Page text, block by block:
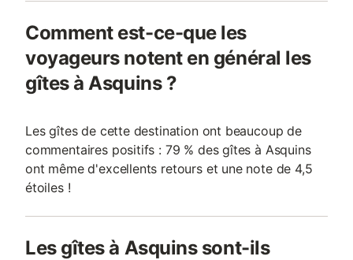
Comment est-ce-que les
voyageurs notent en général les
gîtes à Asquins ?
Les gîtes de cette destination ont beaucoup de
commentaires positifs : 79 % des gîtes à Asquins
ont même d'excellents retours et une note de 4,5
étoiles !
Les gîtes à Asquins sont-ils